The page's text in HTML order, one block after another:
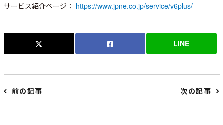
サービス紹介ページ： https://www.jpne.co.jp/service/v6plus/
LINE
前の記事 次の記事